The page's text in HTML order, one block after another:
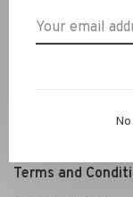
Contact
Personal Styling
Terms and